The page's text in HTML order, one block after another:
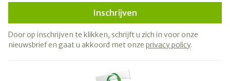
Inschrijven
Door op inschrijven te klikken, schrijft u zich in voor onze
nieuwsbrief en gaat u akkoord met onze privacy policy.